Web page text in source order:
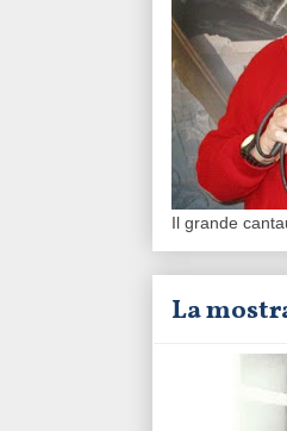
Il grande
La